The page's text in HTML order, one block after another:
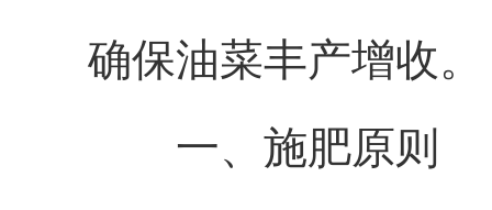
确保油菜丰产增收。
一、施肥原则